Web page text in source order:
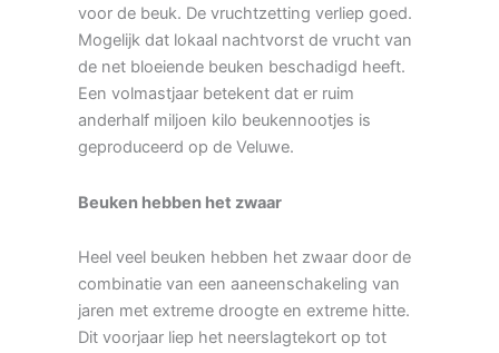
voor de beuk. De vruchtzetting verliep goed.
Mogelijk dat lokaal nachtvorst de vrucht van
de net bloeiende beuken beschadigd heeft.
Een volmastjaar betekent dat er ruim
anderhalf miljoen kilo beukennootjes is
geproduceerd op de Veluwe.
Beuken hebben het zwaar
Heel veel beuken hebben het zwaar door de
combinatie van een aaneenschakeling van
jaren met extreme droogte en extreme hitte.
Dit voorjaar liep het neerslagtekort op tot